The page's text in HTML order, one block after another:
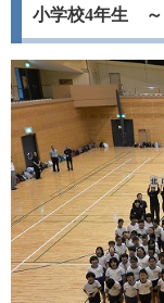
小学校4年生 ～